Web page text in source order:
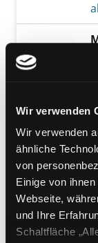
Wir verwenden
Wir verwenden
ähnliche
von
Einige von
Webseite,
und Ihre
Schaltfläche